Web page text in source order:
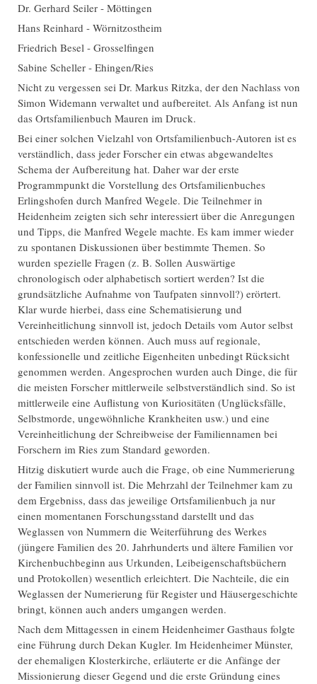
Dr. Gerhard Seiler - Möttingen
Hans Reinhard - Wörnitzostheim
Friedrich Besel - Grosselfingen
Sabine Scheller - Ehingen/Ries
Nicht zu vergessen sei Dr. Markus Ritzka, der den Nachlass von
Simon Widemann verwaltet und aufbereitet. Als Anfang ist nun
das Ortsfamilienbuch Mauren im Druck.
Bei einer solchen Vielzahl von Ortsfamilienbuch-Autoren ist es
verständlich, dass jeder Forscher ein etwas abgewandeltes
Schema der Aufbereitung hat. Daher war der erste
Programmpunkt die Vorstellung des Ortsfamilienbuches
Erlingshofen durch Manfred Wegele. Die Teilnehmer in
Heidenheim zeigten sich sehr interessiert über die Anregungen
und Tipps, die Manfred Wegele machte. Es kam immer wieder
zu spontanen Diskussionen über bestimmte Themen. So
wurden spezielle Fragen (z. B. Sollen Auswärtige
chronologisch oder alphabetisch sortiert werden? Ist die
grundsätzliche Aufnahme von Taufpaten sinnvoll?) erörtert.
Klar wurde hierbei, dass eine Schematisierung und
Vereinheitlichung sinnvoll ist, jedoch Details vom Autor selbst
entschieden werden können. Auch muss auf regionale,
konfessionelle und zeitliche Eigenheiten unbedingt Rücksicht
genommen werden. Angesprochen wurden auch Dinge, die für
die meisten Forscher mittlerweile selbstverständlich sind. So ist
mittlerweile eine Auflistung von Kuriositäten (Unglücksfälle,
Selbstmorde, ungewöhnliche Krankheiten usw.) und eine
Vereinheitlichung der Schreibweise der Familiennamen bei
Forschern im Ries zum Standard geworden.
Hitzig diskutiert wurde auch die Frage, ob eine Nummerierung
der Familien sinnvoll ist. Die Mehrzahl der Teilnehmer kam zu
dem Ergebniss, dass das jeweilige Ortsfamilienbuch ja nur
einen momentanen Forschungsstand darstellt und das
Weglassen von Nummern die Weiterführung des Werkes
(jüngere Familien des 20. Jahrhunderts und ältere Familien vor
Kirchenbuchbeginn aus Urkunden, Leibeigenschaftsbüchern
und Protokollen) wesentlich erleichtert. Die Nachteile, die ein
Weglassen der Numerierung für Register und Häusergeschichte
bringt, können auch anders umgangen werden.
Nach dem Mittagessen in einem Heidenheimer Gasthaus folgte
eine Führung durch Dekan Kugler. Im Heidenheimer Münster,
der ehemaligen Klosterkirche, erläuterte er die Anfänge der
Missionierung dieser Gegend und die erste Gründung eines